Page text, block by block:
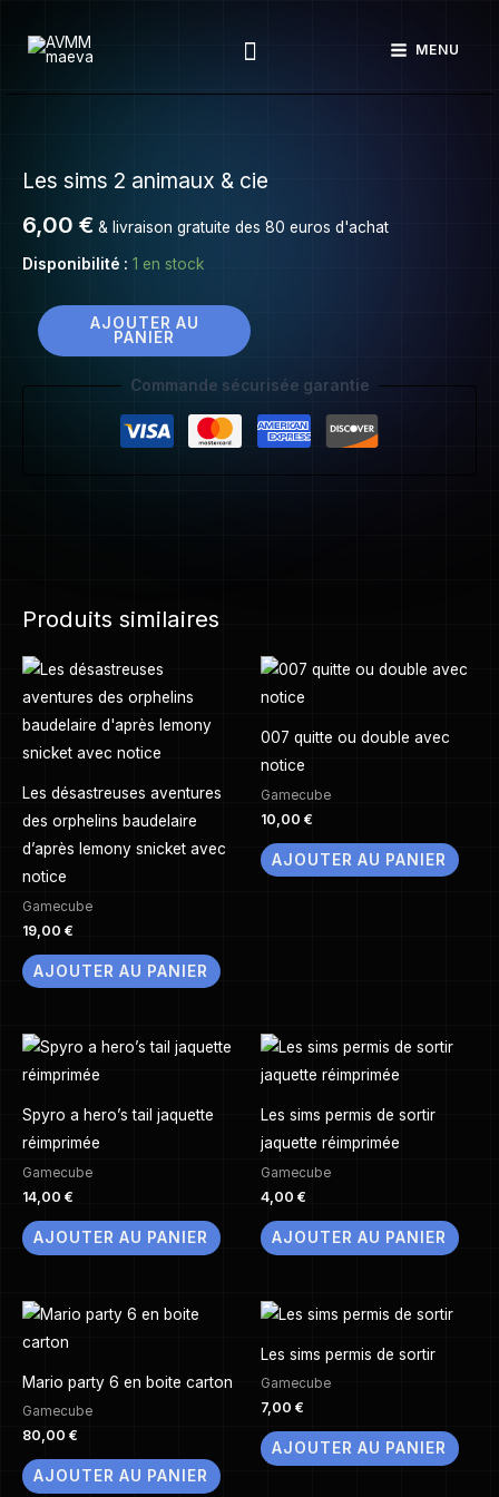
Rechercher MENU
Les sims 2 animaux & cie
6,00 € & livraison gratuite des 80 euros d'achat
Disponibilité : 1 en stock
Les
2
animaux
cie
AJOUTER AU
PANIER
Commande sécurisée garantie
Produits similaires
Les désastreuses aventures
des orphelins baudelaire
d’après lemony snicket avec
notice
Gamecube
19,00 €
AJOUTER AU PANIER
007 quitte ou double avec
notice
Gamecube
10,00 €
AJOUTER AU PANIER
Spyro a hero’s tail jaquette
réimprimée
Gamecube
14,00 €
AJOUTER AU PANIER
Les sims permis de sortir
jaquette réimprimée
Gamecube
4,00 €
AJOUTER AU PANIER
Mario party 6 en boite carton
Gamecube
80,00 €
AJOUTER AU PANIER
Les sims permis de sortir
Gamecube
7,00 €
AJOUTER AU PANIER
2